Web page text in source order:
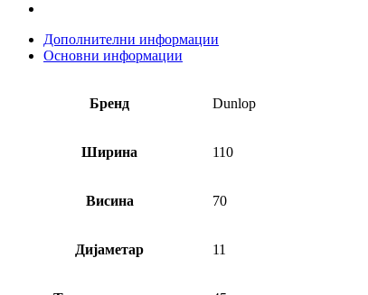
Дополнителни информации
Основни информации
Бренд Dunlop
Ширина 110
Висина 70
Дијаметар 11